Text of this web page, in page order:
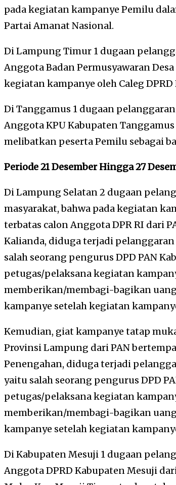
pada kegiatan kampanye Pemilu
Partai Amanat Nasional.
Di Lampung Timur 1 dugaan
Anggota Badan Permusyawaran
kegiatan kampanye oleh Caleg DPRD
Di Tanggamus 1 dugaan
Anggota KPU Kabupaten
melibatkan peserta Pemilu sebagai
Periode 21 Desember Hingga 27
Di Lampung Selatan 2 dugaan
masyarakat, bahwa pada kegiatan
terbatas calon Anggota DPR RI dari
Kalianda, diduga terjadi
salah seorang pengurus DPD PAN
petugas/pelaksana kegiatan
memberikan/membagi-bagikan uang
kampanye setelah kegiatan
Kemudian, giat kampanye tatap
Provinsi Lampung dari PAN
Penengahan, diduga terjadi
yaitu salah seorang pengurus DPD
petugas/pelaksana kegiatan
memberikan/membagi-bagikan uang
kampanye setelah kegiatan
Di Kabupaten Mesuji 1 dugaan
Anggota DPRD Kabupaten Mesuji